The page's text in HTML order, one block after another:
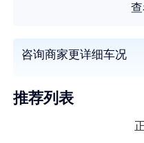
咨询商家更详细车况
推荐列表